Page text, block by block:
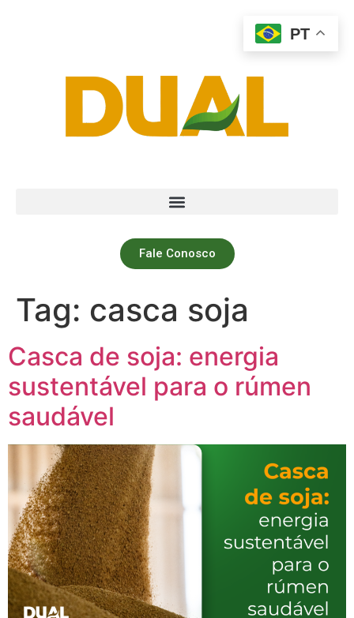
Fale Conosco
Tag: casca soja
Casca de soja: energia
sustentável para o rúmen
saudável
PT